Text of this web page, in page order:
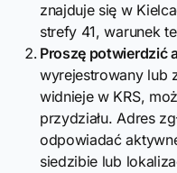
znajduje się w
strefy 41, warunek
Proszę potwierdzić
wyrejestrowany lub
widnieje w KRS,
przydziału. Adres
odpowiadać
siedzibie lub